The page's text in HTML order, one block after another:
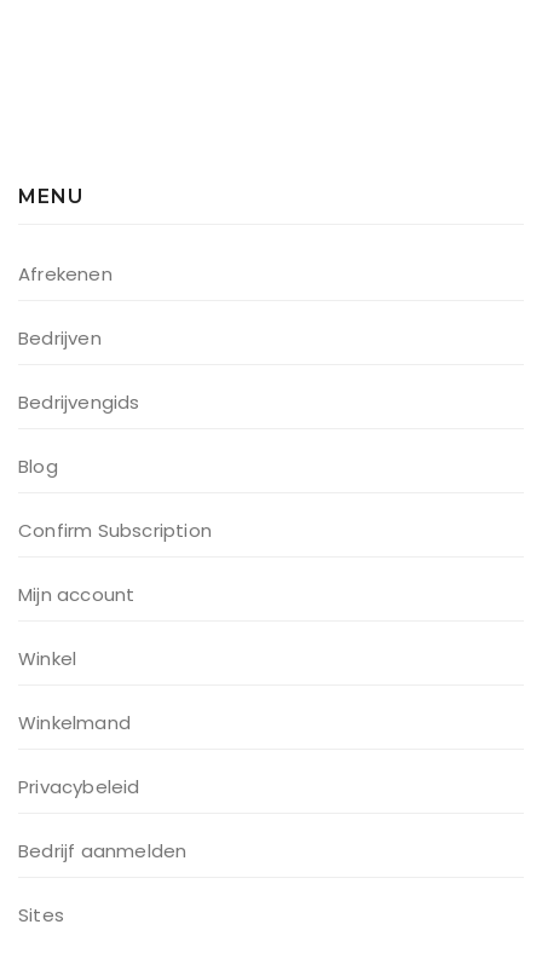
MENU
Afrekenen
Bedrijven
Bedrijvengids
Blog
Confirm Subscription
Mijn account
Winkel
Winkelmand
Privacybeleid
Bedrijf aanmelden
Sites